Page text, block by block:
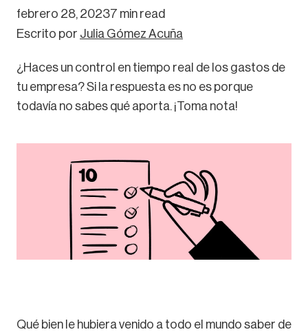
febrero 28, 20237 min read
Escrito por Julia Gómez Acuña
¿Haces un control en tiempo real de los gastos de
tu empresa? Si la respuesta es no es porque
todavía no sabes qué aporta. ¡Toma nota!
Qué bien le hubiera venido a todo el mundo saber de